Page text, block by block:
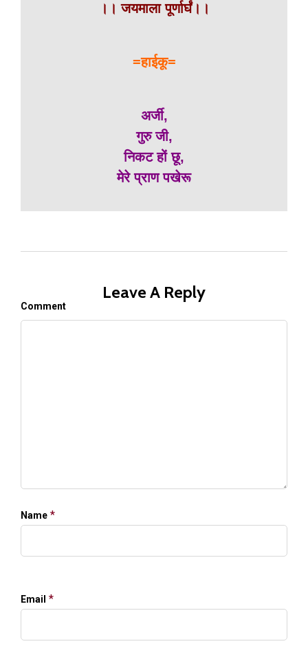
।। जयमाला पूर्णार्घं।।
=हाईकू=
अर्जी,
गुरु जी,
निकट हों छू,
मेरे प्राण पखेरू
Leave A Reply
Comment
Name *
Email *